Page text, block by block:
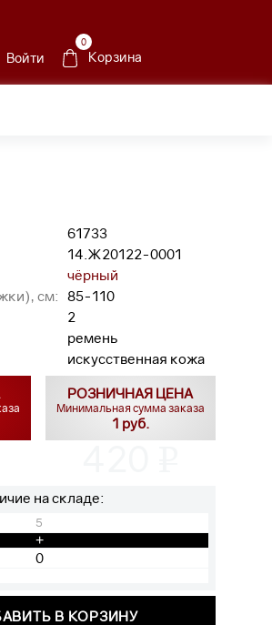
Войти
0
Корзина
61733
14.Ж20122-0001
чёрный
см:
85-110
2
ремень
искусственная кожа
РОЗНИЧНАЯ ЦЕНА
Минимальная сумма заказа
1 руб.
на складе:
5
+
В КОРЗИНУ